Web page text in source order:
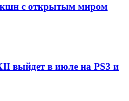
с открытым миром
выйдет в июле на PS3 и